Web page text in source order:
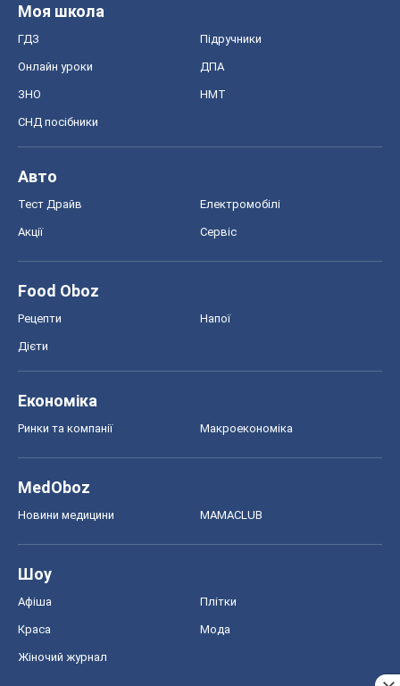
Моя школа
ГДЗ Підручники
Онлайн уроки ДПА
ЗНО НМТ
СНД посібники
Авто
Тест Драйв Електромобілі
Акції Сервіс
Food Oboz
Рецепти Напої
Дієти
Економіка
Ринки та компанії Макроекономіка
MedOboz
Новини медицини MAMACLUB
Шоу
Афіша Плітки
Краса Мода
Жіночий журнал